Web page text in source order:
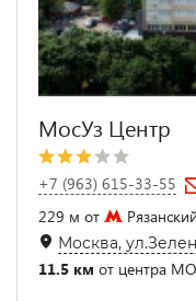
МосУз Центр
+7 (963) 615-33-55
229 м от
Москва,
11.5 км от центра